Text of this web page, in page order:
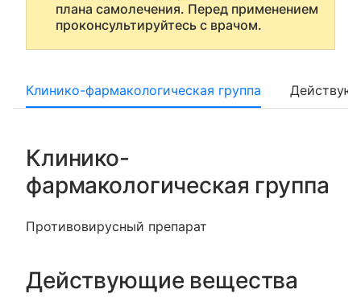
плана самолечения. Перед применением
проконсультируйтесь с врачом.
Клинико-фармакологическая группа
Клинико-
фармакологическая группа
Противовирусный препарат
Действующие вещества